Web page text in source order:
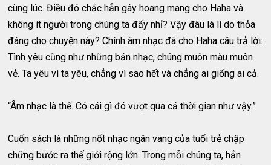
cùng lúc. Điều đó chắc hẳn gây hoang mang cho Haha và
không ít người trong chúng ta đấy nhỉ? Vậy đâu là lí do thỏa
đáng cho chuyện này? Chính âm nhạc đã cho Haha câu trả lời:
Tình yêu cũng như những bản nhạc, chúng muôn màu muôn
vẻ. Ta yêu vì ta yêu, chẳng vì sao hết và chẳng ai giống ai cả.
“Âm nhạc là thế. Có cái gì đó vượt qua cả thời gian như vậy.”
Cuốn sách là những nốt nhạc ngân vang của tuổi trẻ chập
chững bước ra thế giới rộng lớn. Trong mỗi chúng ta, hẳn